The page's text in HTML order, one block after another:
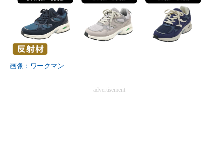
マーケ×ITの今がよく分かる
ITエンジニア向け専門サイト
企業向けIT製品の総合サイト
画像：ワークマン
advertisement